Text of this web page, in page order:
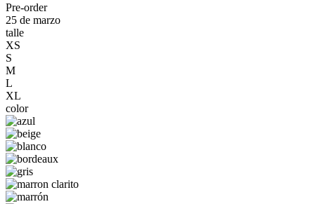
Pre-order
25 de marzo
talle
XS
S
M
L
XL
color